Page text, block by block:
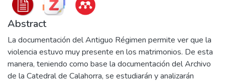
Abstract
La documentación del Antiguo Régimen permite ver que la
violencia estuvo muy presente en los matrimonios. De esta
manera, teniendo como base la documentación del Archivo
de la Catedral de Calahorra, se estudiarán y analizarán